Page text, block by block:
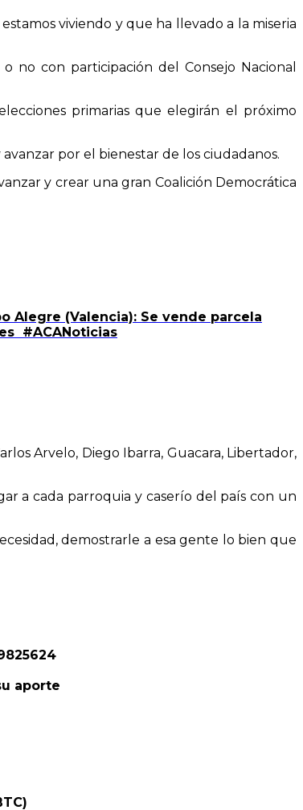
viviendo y que ha llevado a la miseria
no con participación del Consejo Nacional
primarias que elegirán el próximo
por el bienestar de los ciudadanos.
y crear una gran Coalición Democrática
Alegre (Valencia): Se vende parcela
#ACANoticias
Arvelo, Diego Ibarra, Guacara, Libertador,
a cada parroquia y caserío del país con un
demostrarle a esa gente lo bien que
aporte